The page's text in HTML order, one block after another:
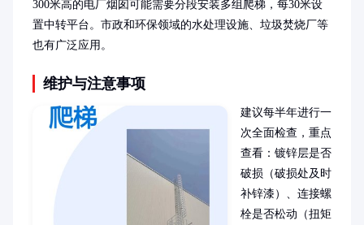
300米高的电厂烟囱可能需要分段安装多组爬梯，每30米设
置中转平台。市政和环保领域的水处理设施、垃圾焚烧厂等
也有广泛应用。
维护与注意事项
建议每半年进行一
次全面检查，重点
查看：镀锌层是否
破损（破损处及时
补锌漆）、连接螺
栓是否松动（扭矩